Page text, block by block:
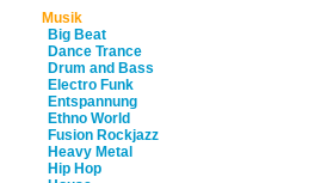
Musik
Big Beat
Dance Trance
Drum and Bass
Electro Funk
Entspannung
Ethno World
Fusion Rockjazz
Heavy Metal
Hip Hop